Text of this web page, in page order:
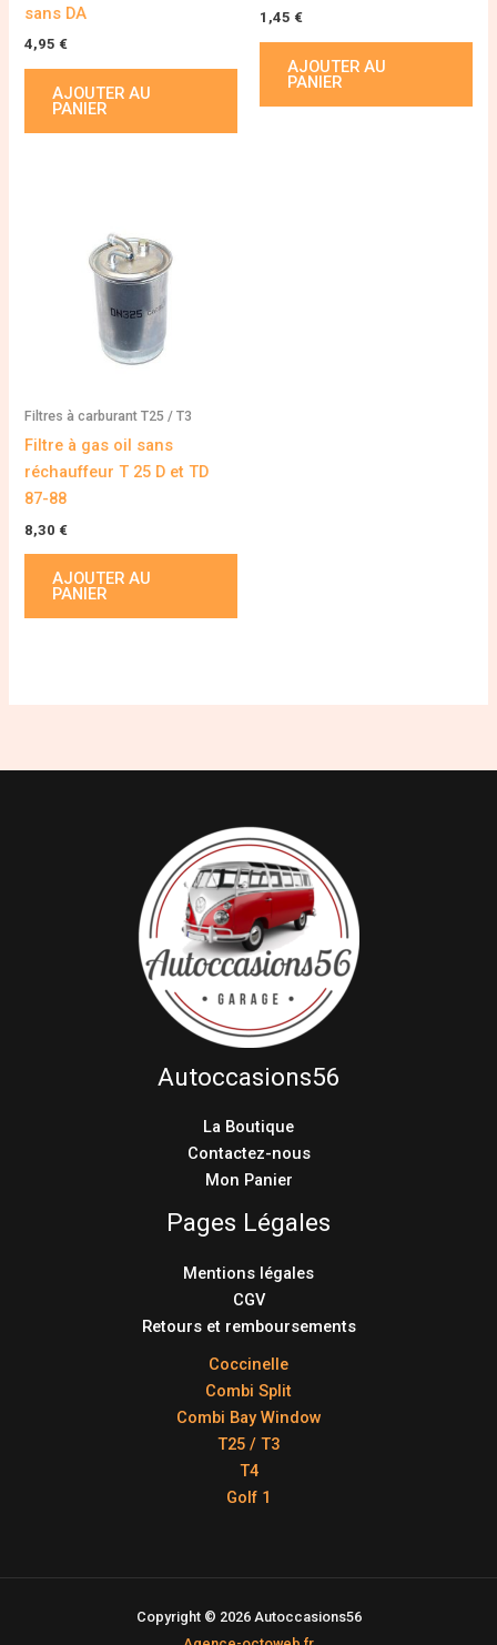
sans DA
4,95 €
AJOUTER AU
PANIER
1,45 €
AJOUTER AU
PANIER
Filtres à carburant T25 / T3
Filtre à gas oil sans
réchauffeur T 25 D et TD
87-88
8,30 €
AJOUTER AU
PANIER
Autoccasions56
La Boutique
Contactez-nous
Mon Panier
Pages Légales
Mentions légales
CGV
Retours et remboursements
Coccinelle
Combi Split
Combi Bay Window
T25 / T3
T4
Golf 1
Copyright © 2026 Autoccasions56